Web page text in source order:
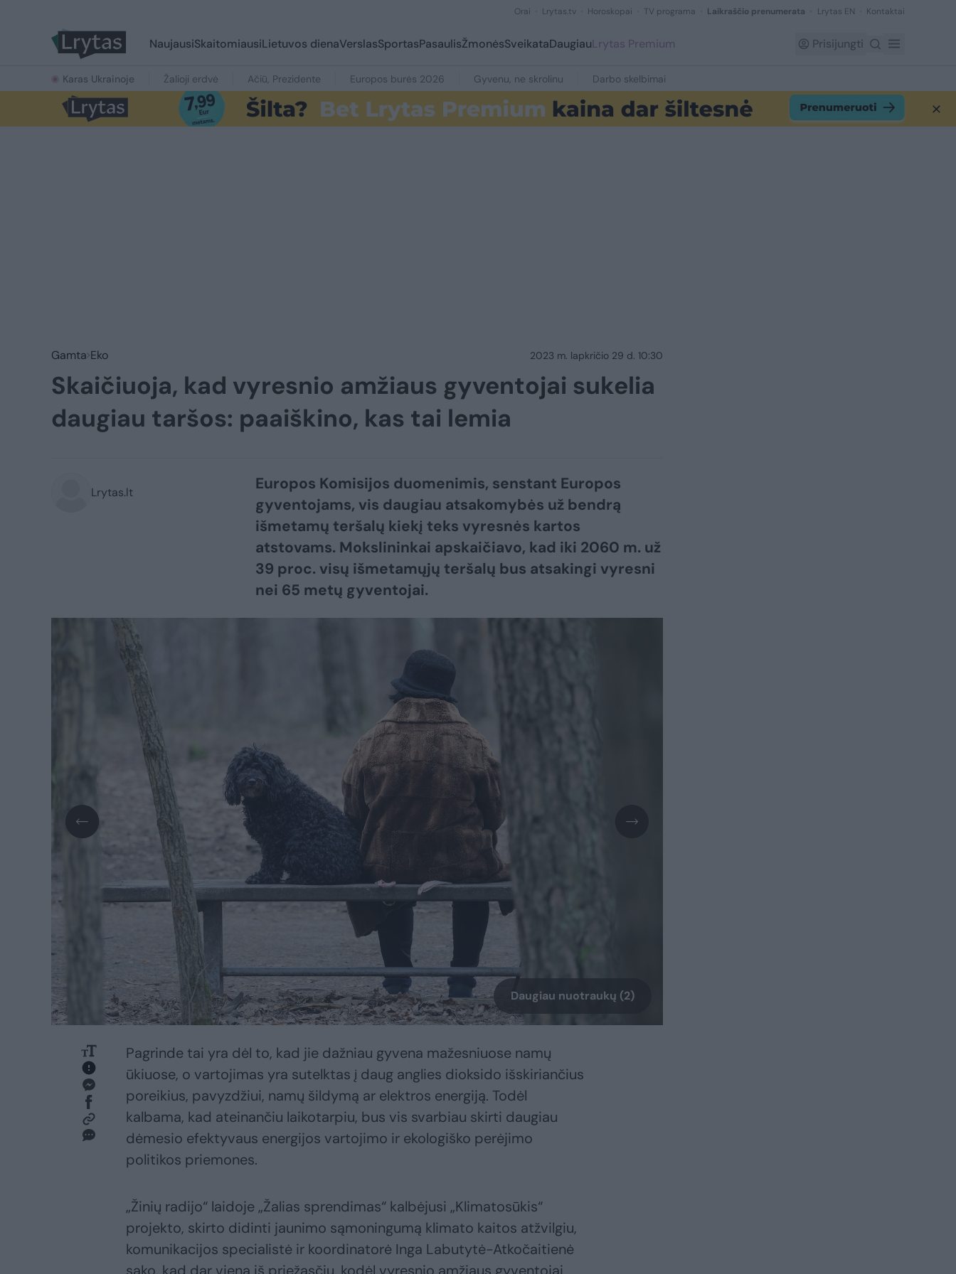
Orai Lrytas.tv Horoskopai TV programa Laikraščio prenumerata Lrytas EN Kontaktai
NaujausiSkaitomiausiLietuvos dienaVerslasSportasPasaulisŽmonėsSveikataDaugiauLrytas Premium Prisijungti
Karas Ukrainoje Žalioji erdvė Ačiū, Prezidente Europos burės 2026 Gyvenu, ne skrolinu Darbo skelbimai
Gamta Eko 2023 m. lapkričio 29 d. 10:30
Skaičiuoja, kad vyresnio amžiaus gyventojai sukelia
daugiau taršos: paaiškino, kas tai lemia
Lrytas.lt
Europos Komisijos duomenimis, senstant Europos
gyventojams, vis daugiau atsakomybės už bendrą
išmetamų teršalų kiekį teks vyresnės kartos
atstovams. Mokslininkai apskaičiavo, kad iki 2060 m. už
39 proc. visų išmetamųjų teršalų bus atsakingi vyresni
nei 65 metų gyventojai.
Daugiau nuotraukų (2)
Pagrinde tai yra dėl to, kad jie dažniau gyvena mažesniuose namų
ūkiuose, o vartojimas yra sutelktas į daug anglies dioksido išskiriančius
poreikius, pavyzdžiui, namų šildymą ar elektros energiją. Todėl
kalbama, kad ateinančiu laikotarpiu, bus vis svarbiau skirti daugiau
dėmesio efektyvaus energijos vartojimo ir ekologiško perėjimo
politikos priemones.
„Žinių radijo“ laidoje „Žalias sprendimas“ kalbėjusi „Klimatosūkis“
projekto, skirto didinti jaunimo sąmoningumą klimato kaitos atžvilgiu,
komunikacijos specialistė ir koordinatorė Inga Labutytė-Atkočaitienė